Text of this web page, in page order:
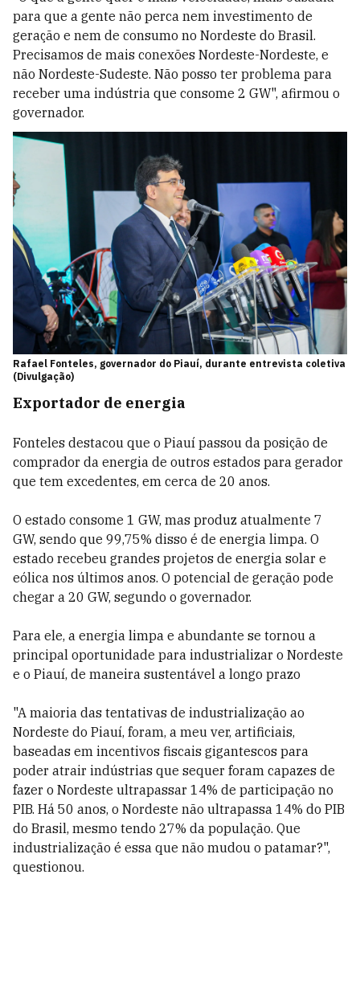
para que a gente não perca nem investimento de
geração e nem de consumo no Nordeste do Brasil.
Precisamos de mais conexões Nordeste-Nordeste, e
não Nordeste-Sudeste. Não posso ter problema para
receber uma indústria que consome 2 GW", afirmou o
governador.
Rafael Fonteles, governador do Piauí, durante entrevista coletiva
(Divulgação)
Exportador de energia
Fonteles destacou que o Piauí passou da posição de
comprador da energia de outros estados para gerador
que tem excedentes, em cerca de 20 anos.
O estado consome 1 GW, mas produz atualmente 7
GW, sendo que 99,75% disso é de energia limpa. O
estado recebeu grandes projetos de energia solar e
eólica nos últimos anos. O potencial de geração pode
chegar a 20 GW, segundo o governador.
Para ele, a energia limpa e abundante se tornou a
principal oportunidade para industrializar o Nordeste
e o Piauí, de maneira sustentável a longo prazo
"A maioria das tentativas de industrialização ao
Nordeste do Piauí, foram, a meu ver, artificiais,
baseadas em incentivos fiscais gigantescos para
poder atrair indústrias que sequer foram capazes de
fazer o Nordeste ultrapassar 14% de participação no
PIB. Há 50 anos, o Nordeste não ultrapassa 14% do PIB
do Brasil, mesmo tendo 27% da população. Que
industrialização é essa que não mudou o patamar?",
questionou.